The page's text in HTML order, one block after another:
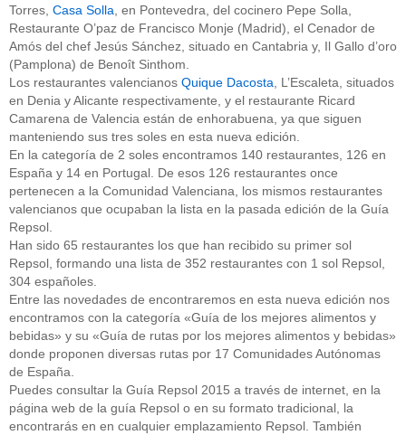
Torres, Casa Solla , en Pontevedra, del cocinero Pepe Solla,
Restaurante O’paz de Francisco Monje (Madrid), el Cenador de
Amós del chef Jesús Sánchez, situado en Cantabria y, Il Gallo d’oro
(Pamplona) de Benoît Sinthom.
Los restaurantes valencianos Quique Dacosta , L’Escaleta, situados
en Denia y Alicante respectivamente, y el restaurante Ricard
Camarena de Valencia están de enhorabuena, ya que siguen
manteniendo sus tres soles en esta nueva edición.
En la categoría de 2 soles encontramos 140 restaurantes, 126 en
España y 14 en Portugal. De esos 126 restaurantes once
pertenecen a la Comunidad Valenciana, los mismos restaurantes
valencianos que ocupaban la lista en la pasada edición de la Guía
Repsol.
Han sido 65 restaurantes los que han recibido su primer sol
Repsol, formando una lista de 352 restaurantes con 1 sol Repsol,
304 españoles.
Entre las novedades de encontraremos en esta nueva edición nos
encontramos con la categoría «Guía de los mejores alimentos y
bebidas» y su «Guía de rutas por los mejores alimentos y bebidas»
donde proponen diversas rutas por 17 Comunidades Autónomas
de España.
Puedes consultar la Guía Repsol 2015 a través de internet, en la
página web de la guía Repsol o en su formato tradicional, la
encontrarás en en cualquier emplazamiento Repsol. También